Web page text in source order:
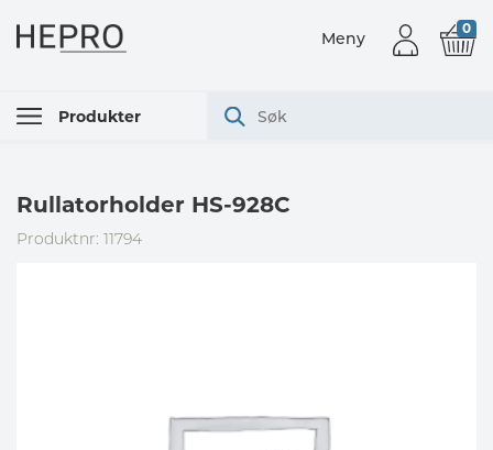
Produkter
Meny
0
Rullatorholder HS-928C
Produktnr: 11794